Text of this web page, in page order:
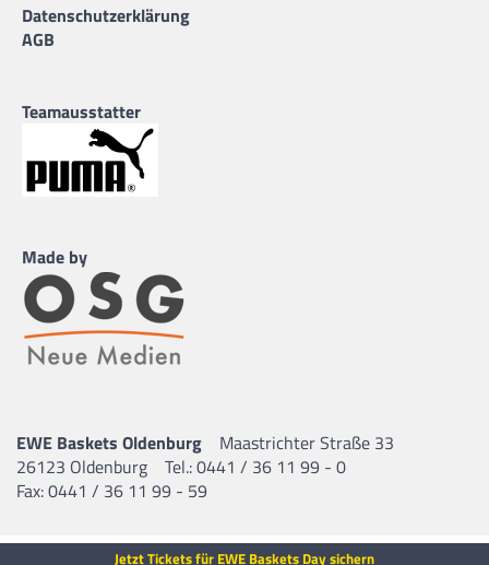
Jetzt Tickets für EWE Baskets Day sichern
Datenschutzerklärung
AGB
Teamausstatter
Made by
EWE Baskets Oldenburg
Maastrichter Straße 33
26123 Oldenburg
Tel.: 0441 / 36 11 99 - 0
Fax: 0441 / 36 11 99 - 59